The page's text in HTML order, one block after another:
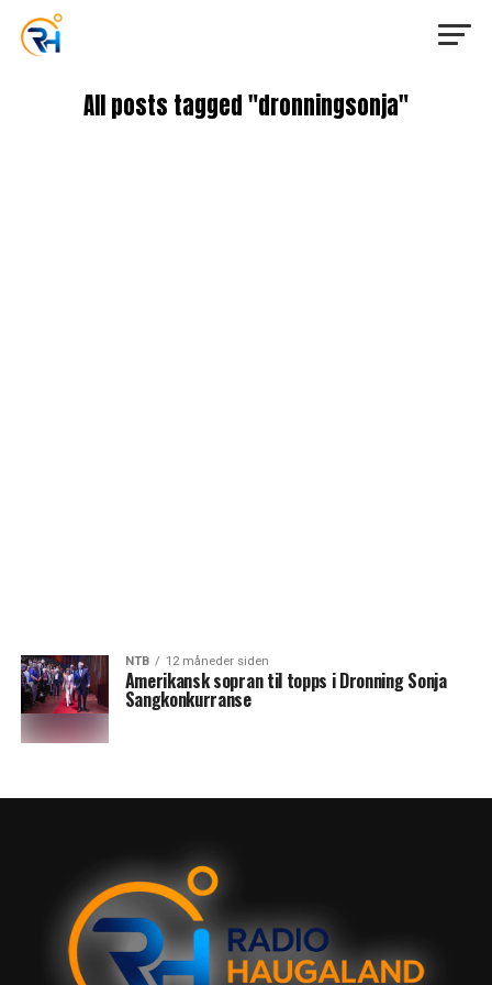
All posts tagged "dronningsonja"
NTB 12 måneder siden
Amerikansk sopran til topps i Dronning Sonja
Sangkonkurranse